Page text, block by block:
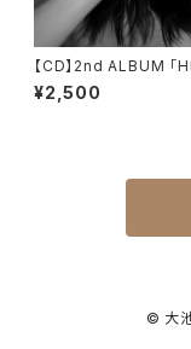
【CD】2nd ALBUM 「
¥2,500
© 大